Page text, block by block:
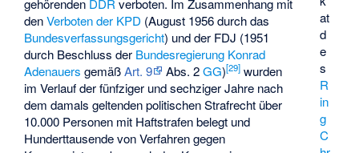
at
d
e
s
R
in
g
C
gehörenden DDR verboten. Im Zusammenhang mit
denVerboten der KPD (August 1956 durch das
Bundesverfassungsgericht) und der FDJ (1951
durch Beschluss der Bundesregierung Konrad
Adenauers gemäßArt. 9 Abs. 2GG)[29] wurden
im Verlauf der fünfziger und sechziger Jahre nach
dem damals geltenden politischen Strafrecht über
10.000 Personen mit Haftstrafen belegt und
Hunderttausende von Verfahren gegen